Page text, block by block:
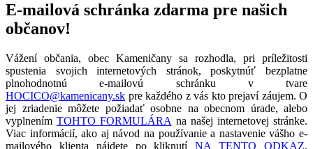
E-mailová schránka zdarma pre našich
občanov!
Vážení občania, obec Kameničany sa rozhodla, pri príležitosti
spustenia svojich internetových stránok, poskytnúť bezplatne
plnohodnotnú e-mailovú schránku v tvare
HOCICO@kamenicany.sk pre každého z vás kto prejaví záujem. O
jej zriadenie môžete požiadať osobne na obecnom úrade, alebo
vyplnenímTOHTO FORMULÁRA na našej internetovej stránke.
Viac informácií, ako aj návod na používanie a nastavenie vášho e-
mailového klienta nájdete po kliknutíNA TENTO ODKAZ.